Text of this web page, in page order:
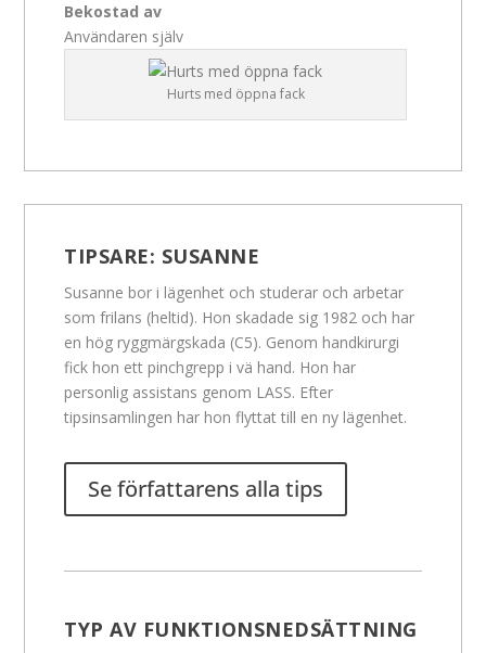
Bekostad av
Användaren själv
Hurts med öppna fack
TIPSARE: SUSANNE
Susanne bor i lägenhet och studerar och arbetar
som frilans (heltid). Hon skadade sig 1982 och har
en hög ryggmärgskada (C5). Genom handkirurgi
fick hon ett pinchgrepp i vä hand. Hon har
personlig assistans genom LASS. Efter
tipsinsamlingen har hon flyttat till en ny lägenhet.
Se författarens alla tips
TYP AV FUNKTIONSNEDSÄTTNING